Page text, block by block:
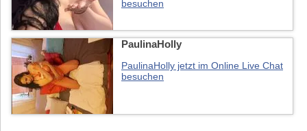
besuchen
PaulinaHolly
PaulinaHolly jetzt im Online Live Chat
besuchen